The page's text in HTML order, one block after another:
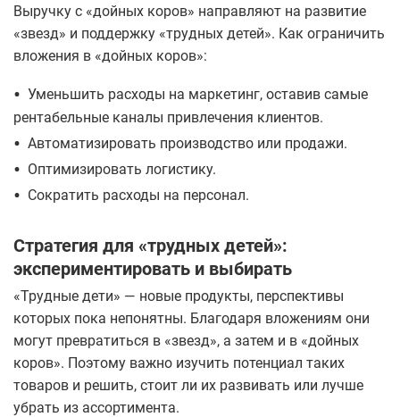
Выручку с «дойных коров» направляют на развитие
«звезд» и поддержку «трудных детей». Как ограничить
вложения в «дойных коров»:
• Уменьшить расходы на маркетинг, оставив самые
рентабельные каналы привлечения клиентов.
• Автоматизировать производство или продажи.
• Оптимизировать логистику.
• Сократить расходы на персонал.
Стратегия для «трудных детей»:
экспериментировать и выбирать
«Трудные дети» — новые продукты, перспективы
которых пока непонятны. Благодаря вложениям они
могут превратиться в «звезд», а затем и в «дойных
коров». Поэтому важно изучить потенциал таких
товаров и решить, стоит ли их развивать или лучше
убрать из ассортимента.